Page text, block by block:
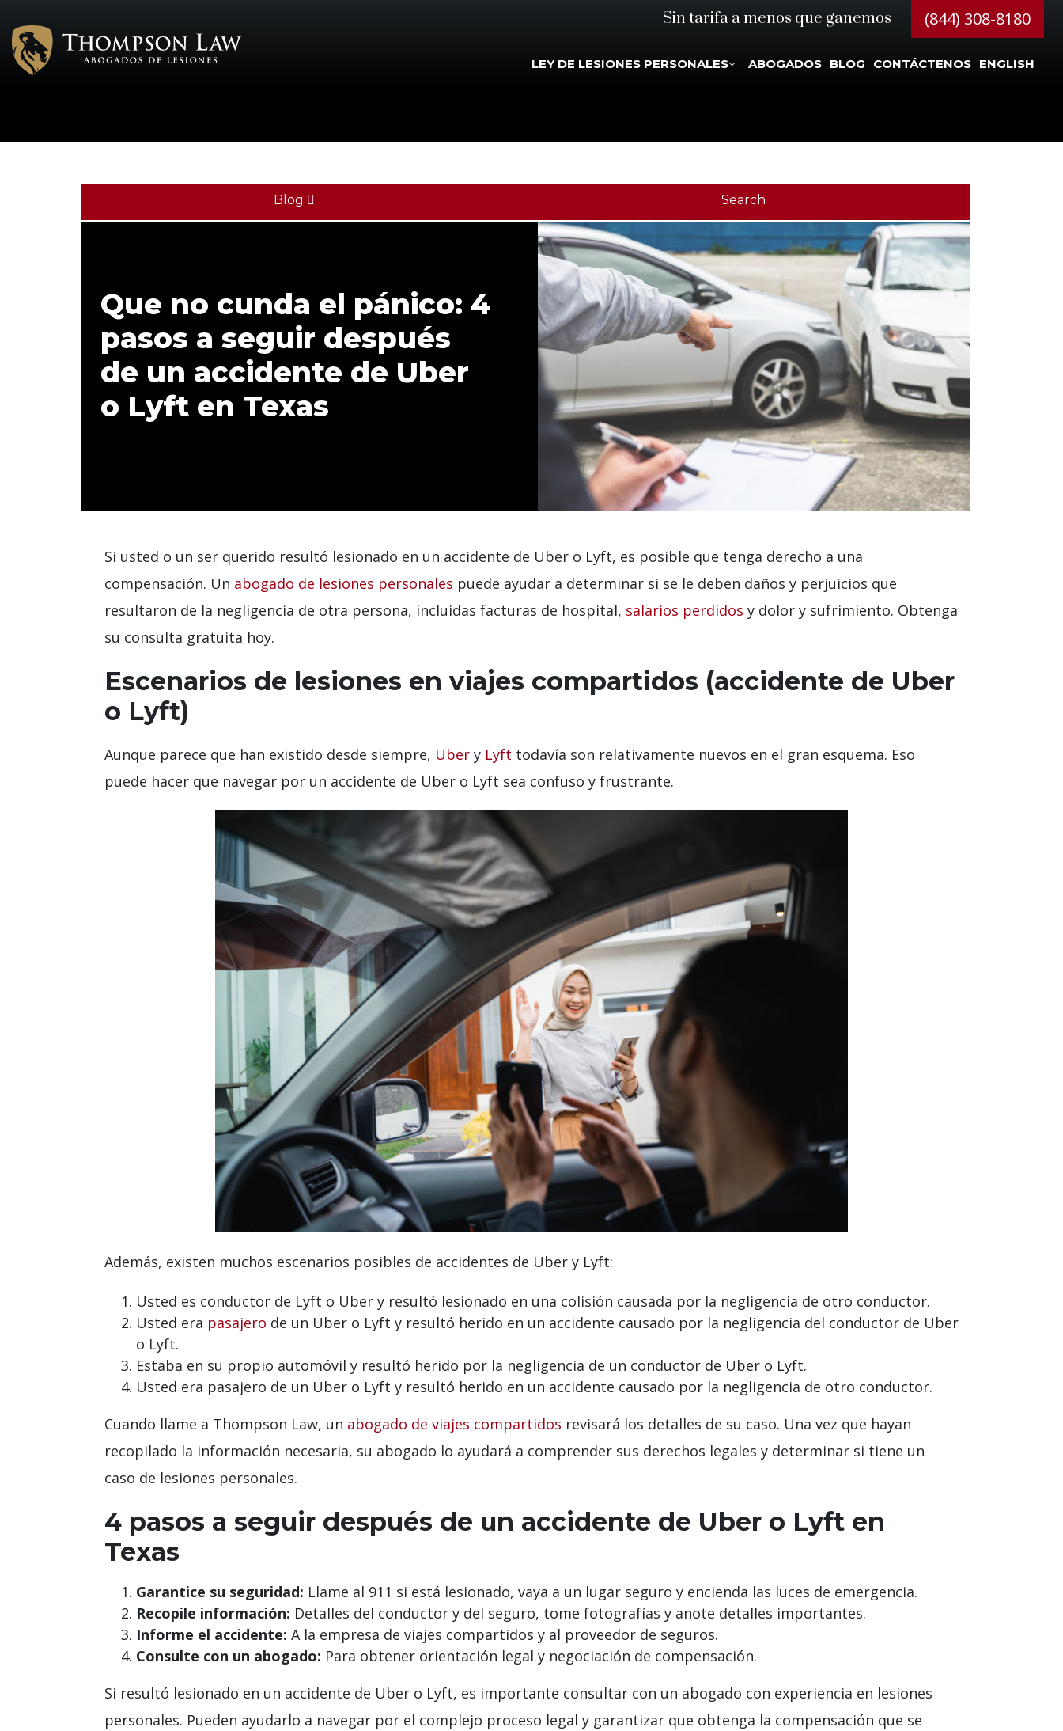
Sin tarifa a menos que ganemos (844) 308-8180
LEY DE LESIONES PERSONALES ABOGADOS BLOG CONTÁCTENOS ENGLISH
Blog Search
Que no cunda el pánico: 4
pasos a seguir después
de un accidente de Uber
o Lyft en Texas
Si usted o un ser querido resultó lesionado en un accidente de Uber o Lyft, es posible que tenga derecho a una
compensación. Un abogado de lesiones personales puede ayudar a determinar si se le deben daños y perjuicios que
resultaron de la negligencia de otra persona, incluidas facturas de hospital, salarios perdidos y dolor y sufrimiento. Obtenga
su consulta gratuita hoy.
Escenarios de lesiones en viajes compartidos (accidente de Uber
o Lyft)
Aunque parece que han existido desde siempre, Uber y Lyft todavía son relativamente nuevos en el gran esquema. Eso
puede hacer que navegar por un accidente de Uber o Lyft sea confuso y frustrante.
Además, existen muchos escenarios posibles de accidentes de Uber y Lyft:
Usted es conductor de Lyft o Uber y resultó lesionado en una colisión causada por la negligencia de otro conductor.
Usted era pasajero de un Uber o Lyft y resultó herido en un accidente causado por la negligencia del conductor de Uber
o Lyft.
Estaba en su propio automóvil y resultó herido por la negligencia de un conductor de Uber o Lyft.
Usted era pasajero de un Uber o Lyft y resultó herido en un accidente causado por la negligencia de otro conductor.
Cuando llame a Thompson Law, un abogado de viajes compartidos revisará los detalles de su caso. Una vez que hayan
recopilado la información necesaria, su abogado lo ayudará a comprender sus derechos legales y determinar si tiene un
caso de lesiones personales.
4 pasos a seguir después de un accidente de Uber o Lyft en
Texas
Garantice su seguridad: Llame al 911 si está lesionado, vaya a un lugar seguro y encienda las luces de emergencia.
Recopile información: Detalles del conductor y del seguro, tome fotografías y anote detalles importantes.
Informe el accidente: A la empresa de viajes compartidos y al proveedor de seguros.
Consulte con un abogado: Para obtener orientación legal y negociación de compensación.
Si resultó lesionado en un accidente de Uber o Lyft, es importante consultar con un abogado con experiencia en lesiones
personales. Pueden ayudarlo a navegar por el complejo proceso legal y garantizar que obtenga la compensación que se